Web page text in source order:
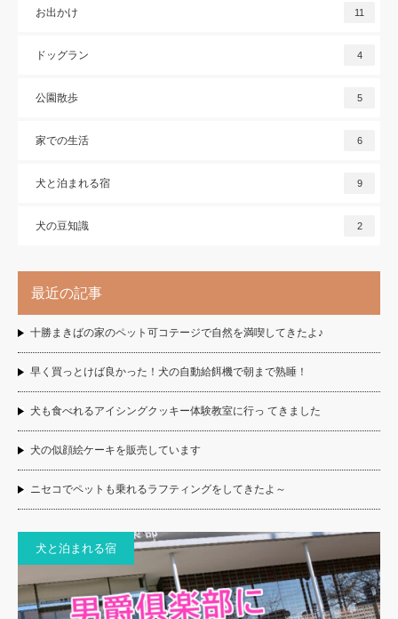
お出かけ 11
ドッグラン 4
公園散歩 5
家での生活 6
犬と泊まれる宿 9
犬の豆知識 2
最近の記事
十勝まきばの家のペット可コテージで自然を満喫してきたよ♪
早く買っとけば良かった！犬の自動給餌機で朝まで熟睡！
犬も食べれるアイシングクッキー体験教室に行っ てきました
犬の似顔絵ケーキを販売しています
ニセコでペットも乗れるラフティングをしてきたよ～
犬と泊まれる宿